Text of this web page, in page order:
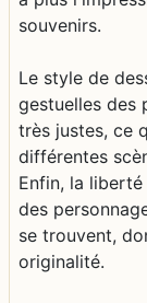
souvenirs.
Le style de
gestuelles des
très justes, ce
différentes
Enfin, la
des
se trouvent,
originalité.